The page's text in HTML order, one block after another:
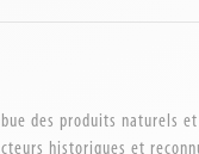
des produits naturels
historiques et